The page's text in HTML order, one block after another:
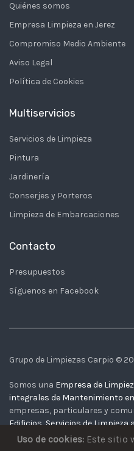
Uso de cookies: Este sitio
Quiénes somos
Empresa Limpieza en Jerez
Compromiso Medio Ambiente
Aviso Legal
Política de Cookies
Multiservicios
Servicios de Limpieza
Pintura
Jardinería
Conserjes y Porteros
Limpieza de Embarcaciones
Contacto
Presupuestos
Síguenos en Facebook
Grupo de Limpiezas Carpio ©
Somos una Empresa de
integrales de Mantenimiento
empresas, particulares y
Edificios,Servicios de Limpieza
Comerciales, Naves, Oficinas,